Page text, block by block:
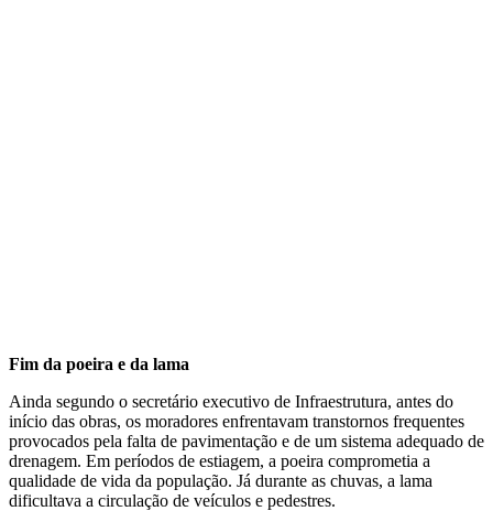
Fim da poeira e da lama
Ainda segundo o secretário executivo de Infraestrutura, antes do
início das obras, os moradores enfrentavam transtornos frequentes
provocados pela falta de pavimentação e de um sistema adequado de
drenagem. Em períodos de estiagem, a poeira comprometia a
qualidade de vida da população. Já durante as chuvas, a lama
dificultava a circulação de veículos e pedestres.